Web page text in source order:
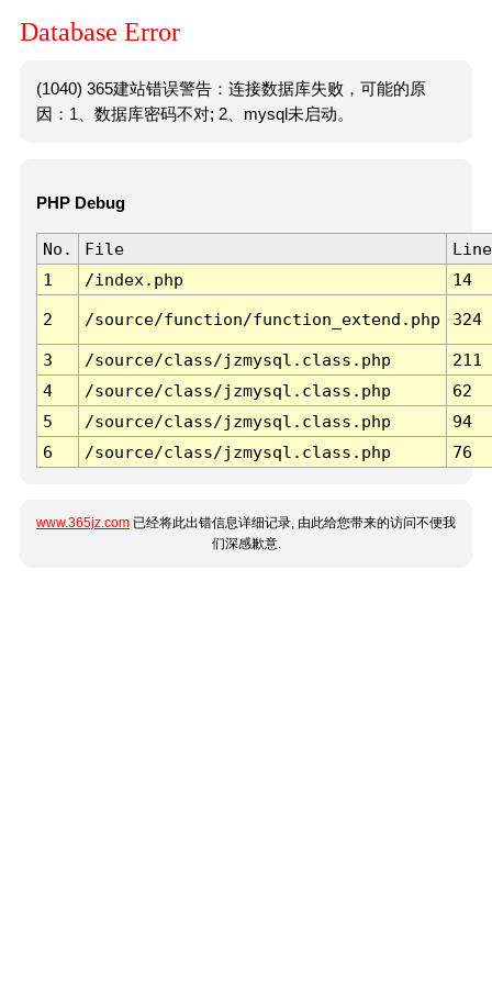
Database Error
(1040) 365建站错误警告：连接数据库失败，可能的原
因：1、数据库密码不对; 2、mysql未启动。
PHP Debug
No. File
Line
1
/index.php 14
2 /source/function/function_extend.php 324
3 /source/class/jzmysql.class.php
211
4
/source/class/jzmysql.class.php
62
5
/source/class/jzmysql.class.php
94
6
/source/class/jzmysql.class.php 76
www.365jz.com 已经将此出错信息详细记录, 由此给您带来的访问不便我
们深感歉意.